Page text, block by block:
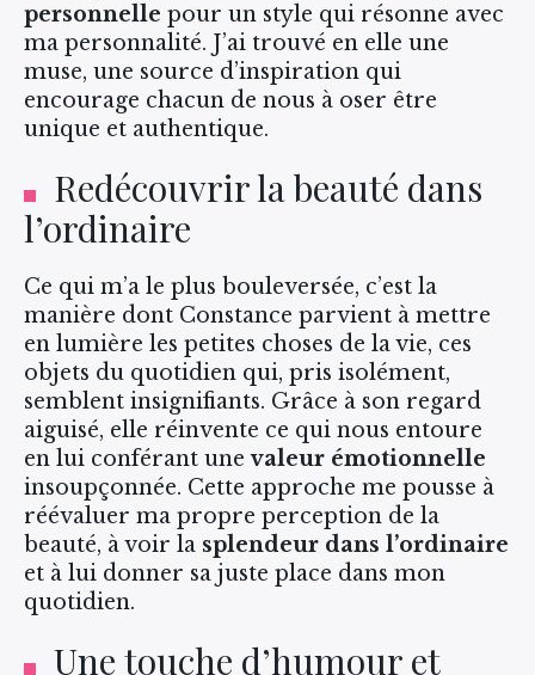
personnelle pour un style qui résonne avec
ma personnalité. J’ai trouvé en elle une
muse, une source d’inspiration qui
encourage chacun de nous à oser être
unique et authentique.
Redécouvrir la beauté dans
l’ordinaire
Ce qui m’a le plus bouleversée, c’est la
manière dont Constance parvient à mettre
en lumière les petites choses de la vie, ces
objets du quotidien qui, pris isolément,
semblent insignifiants. Grâce à son regard
aiguisé, elle réinvente ce qui nous entoure
en lui conférant unevaleur émotionnelle
insoupçonnée. Cette approche me pousse à
réévaluer ma propre perception de la
beauté, à voir la splendeur dans l’ordinaire
et à lui donner sa juste place dans mon
quotidien.
Une touche d’humour et